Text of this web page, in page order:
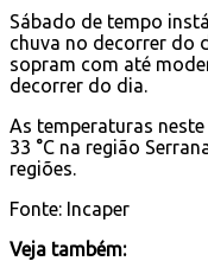
Sábado de tempo
chuva no decorrer do
sopram com até
decorrer do dia.
As temperaturas
33 °C na região
regiões.
Fonte: Incaper
Veja também: